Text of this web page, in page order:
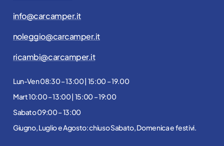
info@carcamper.it
noleggio@carcamper.it
ricambi@carcamper.it
Lun-Ven 08:30 – 13:00 | 15:00 – 19.00
Mart 10:00 – 13:00 | 15:00 – 19:00
Sabato 09:00 – 13:00
Giugno, Luglio e Agosto: chiuso Sabato, Domenica e festivi.